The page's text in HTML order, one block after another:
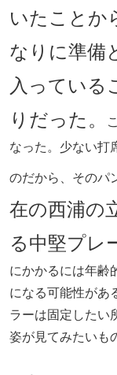
いたことか
なりに準備
入っている
りだった。
なった。少ない打
のだから、そのパ
在の西浦の
る中堅プレ
にかかるには年齢
になる可能性があ
ラーは固定したい
姿が見てみたいも